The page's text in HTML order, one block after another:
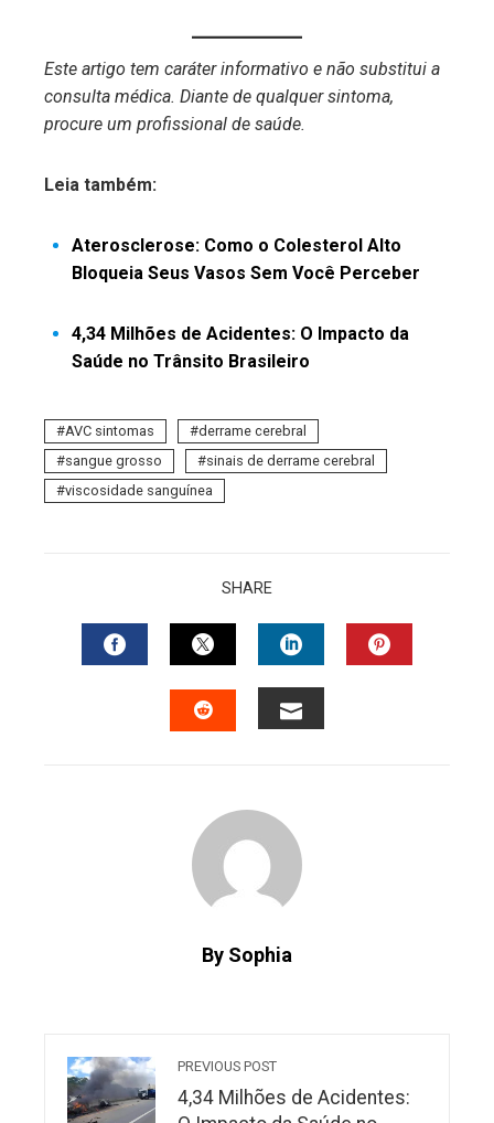
Este artigo tem caráter informativo e não substitui a
consulta médica. Diante de qualquer sintoma,
procure um profissional de saúde.
Leia também:
Aterosclerose: Como o Colesterol Alto
Bloqueia Seus Vasos Sem Você Perceber
4,34 Milhões de Acidentes: O Impacto da
Saúde no Trânsito Brasileiro
AVC sintomas
derrame cerebral
sangue grosso
sinais de derrame cerebral
viscosidade sanguínea
SHARE
FACEBOOKTWITTERLINKEDIN
By Sophia
PREVIOUS POST
4,34 Milhões de Acidentes: